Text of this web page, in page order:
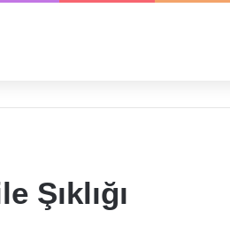
Şıklığı